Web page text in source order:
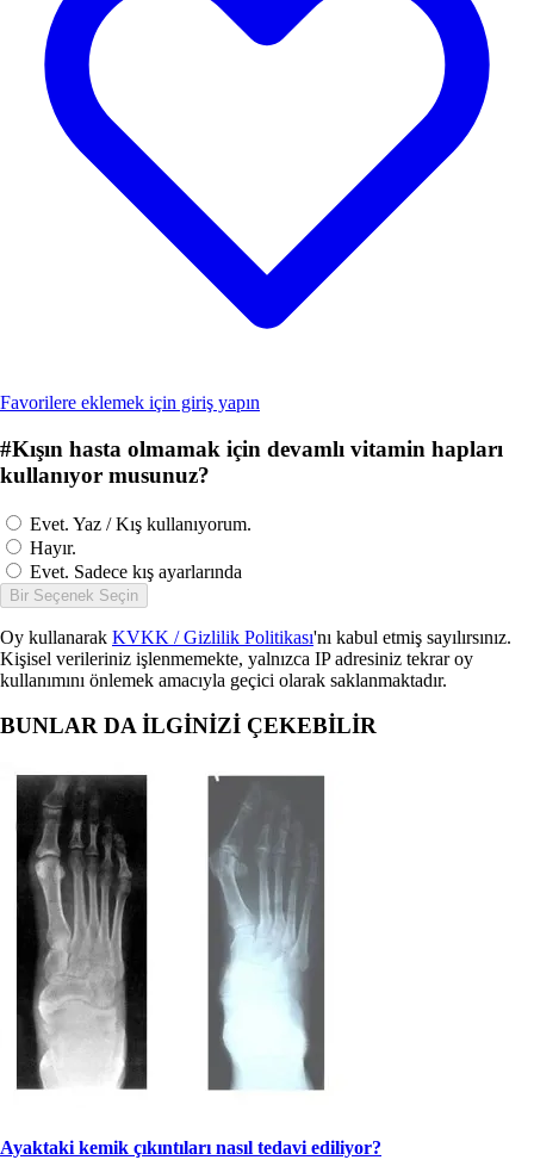
Favorilere eklemek için giriş yapın
#Kışın hasta olmamak için devamlı vitamin hapları
kullanıyor musunuz?
Evet. Yaz / Kış kullanıyorum.
Hayır.
Evet. Sadece kış ayarlarında
Bir Seçenek Seçin
Oy kullanarak KVKK / Gizlilik Politikası'nı kabul etmiş sayılırsınız.
Kişisel verileriniz işlenmemekte, yalnızca IP adresiniz tekrar oy
kullanımını önlemek amacıyla geçici olarak saklanmaktadır.
BUNLAR DA İLGİNİZİ ÇEKEBİLİR
Ayaktaki kemik çıkıntıları nasıl tedavi ediliyor?